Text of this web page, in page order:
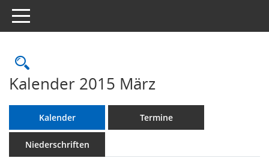
Toggle navigation
Rechercheauswahl
Kalender 2015 März
Kalender Termine
Niederschriften